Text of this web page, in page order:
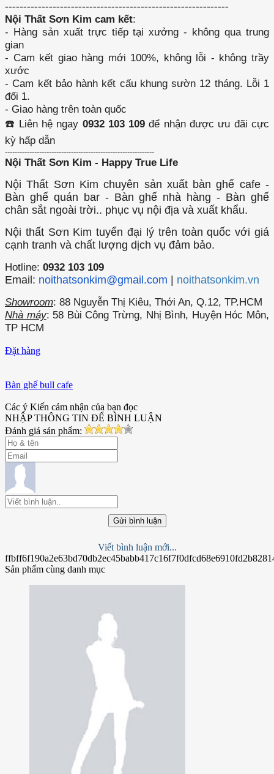
-------------------------------------------------------------
Nội Thất Sơn Kim cam kết:
- Hàng sản xuất trực tiếp tại xưởng - không qua trung
gian
- Cam kết giao hàng mới 100%, không lỗi - không trầy
xước
- Cam kết bảo hành kết cấu khung sườn 12 tháng. Lỗi 1
đổi 1.
- Giao hàng trên toàn quốc
☎️ Liên hệ ngay 0932 103 109 để nhận được ưu đãi cực
kỳ hấp dẫn
-------------------------------------------------------------
Nội Thất Sơn Kim - Happy True Life
Nội Thất Sơn Kim chuyên sản xuất bàn ghế cafe -
Bàn ghế quán bar - Bàn ghế nhà hàng - Bàn ghế
chân sắt ngoài trời.. phục vụ nội địa và xuất khẩu.
Nội thất Sơn Kim tuyển đại lý trên toàn quốc với giá
cạnh tranh và chất lượng dịch vụ đảm bảo.
Hotline: 0932 103 109
Email: noithatsonkim@gmail.com
noithatsonkim.vn
Showroom: 88 Nguyễn Thị Kiêu, Thới An, Q.12, TP.HCM
Nhà máy: 58 Bùi Công Trừng, Nhị Bình, Huyện Hóc Môn,
TP HCM
Đặt hàng
Bàn ghế bull cafe
Các ý Kiến cảm nhận của bạn đọc
NHẬP THÔNG TIN ĐỂ BÌNH LUẬN
Đánh giá sản phẩm:
Gửi bình luận
Viết bình luận mới...
Sản phẩm cùng danh mục